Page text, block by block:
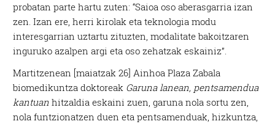
probatan parte hartu zuten: “Saioa oso aberasgarria izan
zen. Izan ere, herri kirolak eta teknologia modu
interesgarrian uztartu zituzten, modalitate bakoitzaren
inguruko azalpen argi eta oso zehatzak eskainiz”.
Martitzenean [maiatzak 26] Ainhoa Plaza Zabala
biomedikuntza doktoreak Garuna lanean, pentsamendua
kantuanhitzaldia eskaini zuen, garuna nola sortu zen,
nola funtzionatzen duen eta pentsamenduak, hizkuntza,